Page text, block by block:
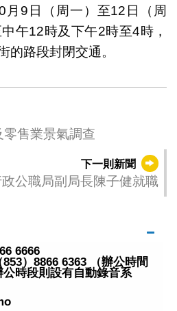
月9日（周一）至12日（周
午12時及下午2時至4時，
的路段封閉交通。
售業景氣調查
下一則新聞
公職局副局長陳子健就職
6666
）8866 6363 （辦公時間
時段則設有自動錄音系